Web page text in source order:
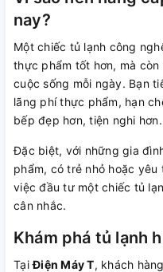
nay?
Một chiếc tủ lạnh công
thực phẩm tốt hơn, mà
cuộc sống mỗi ngày. Bạn
lãng phí thực phẩm, hạn
bếp đẹp hơn, tiện nghi hơn.
Đặc biệt, với những gia
phẩm, có trẻ nhỏ hoặc
việc đầu tư một chiếc tủ
cân nhắc.
Khám phá tủ lạnh
TạiĐiện Máy T, khách